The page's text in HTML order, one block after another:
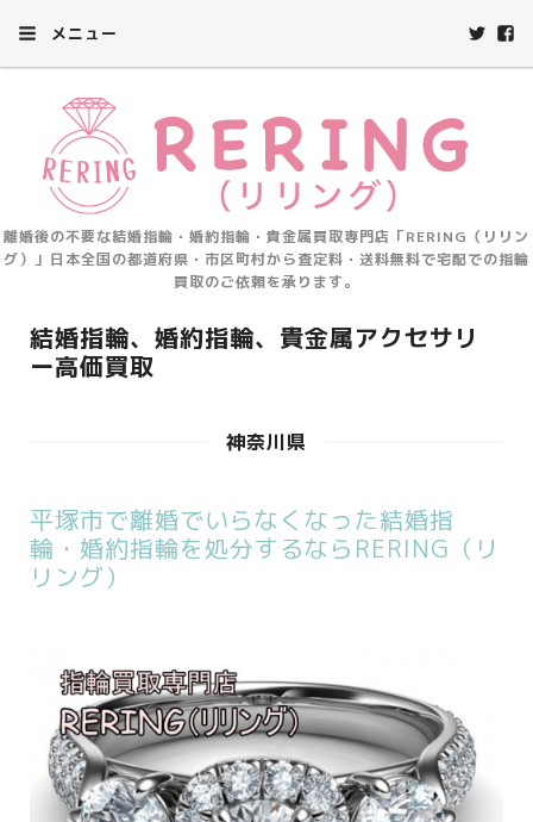
メニュー
離婚後の不要な結婚指輪・婚約指輪・貴金属買取専門店「RERING（リリン
グ）」日本全国の都道府県・市区町村から査定料・送料無料で宅配での指輪
買取のご依頼を承ります。
結婚指輪、婚約指輪、貴金属アクセサリ
ー高価買取
神奈川県
平塚市で離婚でいらなくなった結婚指
輪・婚約指輪を処分するならRERING（リ
リング）